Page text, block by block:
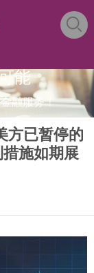
能
融服务！
方已暂停的
施如期展